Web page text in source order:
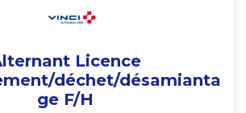
Licence
déchet/désamianta
ge F/H